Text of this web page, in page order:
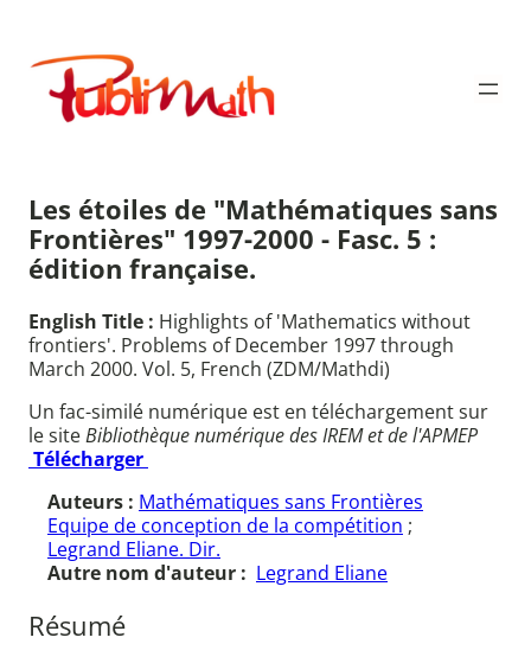
contenu
Publimath
Les étoiles de "Mathématiques sans
Frontières" 1997-2000 - Fasc. 5 :
édition française.
English Title : Highlights of 'Mathematics without
frontiers'. Problems of December 1997 through
March 2000. Vol. 5, French (ZDM/Mathdi)
Un fac-similé numérique est en téléchargement sur
le siteBibliothèque numérique des IREM et de l'APMEP
Télécharger
Auteurs : Mathématiques sans Frontières
Equipe de conception de la compétition ;
Legrand Eliane. Dir.
Autre nom d'auteur : Legrand Eliane
Résumé